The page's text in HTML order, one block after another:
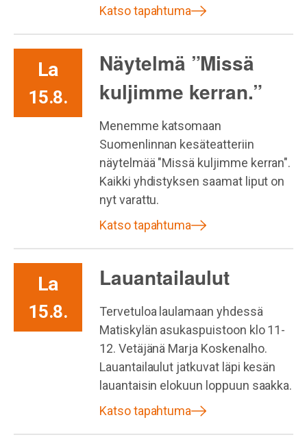
Katso tapahtuma
La
15.8.
Näytelmä ”Missä
kuljimme kerran.”
Menemme katsomaan
Suomenlinnan kesäteatteriin
näytelmää "Missä kuljimme kerran".
Kaikki yhdistyksen saamat liput on
nyt varattu.
Katso tapahtuma
La
15.8.
Lauantailaulut
Tervetuloa laulamaan yhdessä
Matiskylän asukaspuistoon klo 11-
12. Vetäjänä Marja Koskenalho.
Lauantailaulut jatkuvat läpi kesän
lauantaisin elokuun loppuun saakka.
Katso tapahtuma